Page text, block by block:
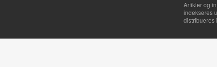
Artikler og
indekseres
distribueres